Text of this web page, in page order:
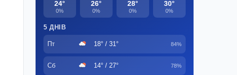
24°
0%
26°
0%
28°
0%
30°
0%
5 ДНІВ
Пт 18° / 31° 84%
Сб 14° / 27° 78%